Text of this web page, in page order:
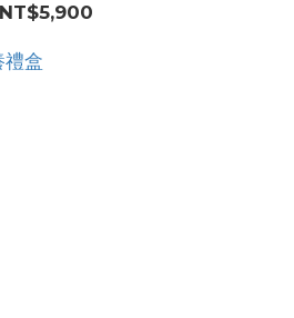
NT$5,900